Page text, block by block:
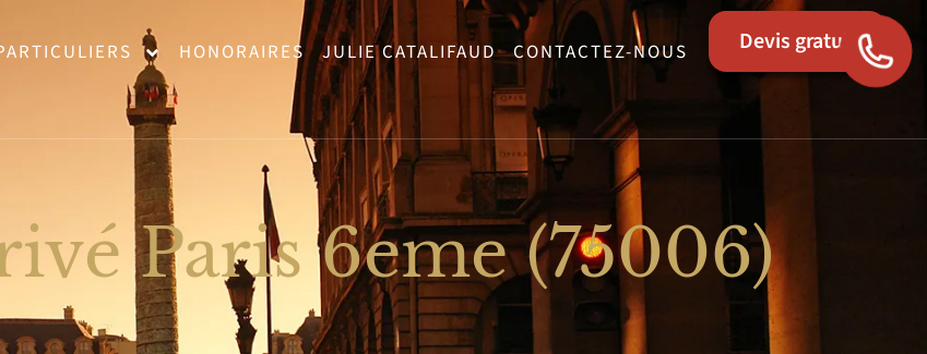
HONORAIRES JULIE CATALIFAUD CONTACTEZ-NOUS Devis gratuit
Paris 6eme (75006)